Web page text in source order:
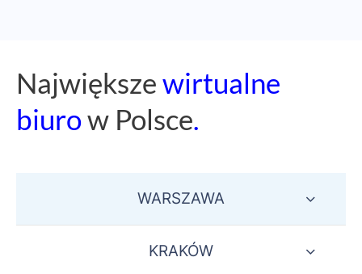
Największewirtualne
biurow Polsce.
WARSZAWA
KRAKÓW